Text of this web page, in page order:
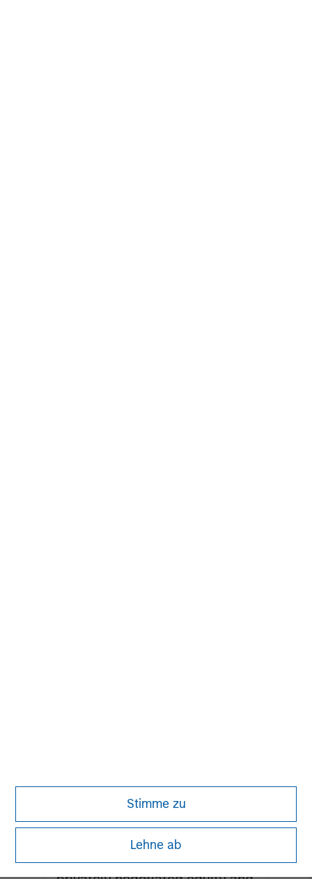
Stimme zu
Lehne ab
the impact-focused private
Stanley Investment
Management, focusing on